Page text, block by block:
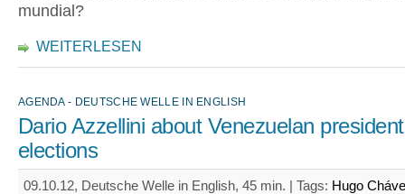
mundial?
WEITERLESEN
AGENDA - DEUTSCHE WELLE IN ENGLISH
Dario Azzellini about Venezuelan
elections
09.10.12, Deutsche Welle in English, 45 min. | Tags: Hugo